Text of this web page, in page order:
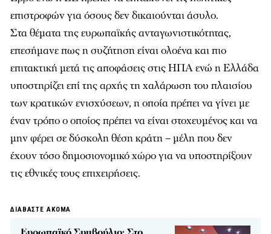
επιστροφών για όσους δεν δικαιούνται άσυλο.
Στα θέματα της ευρωπαϊκής ανταγωνιστικότητας,
επεσήμανε πως η συζήτηση είναι ολοένα και πιο
επιτακτική μετά τις αποφάσεις στις ΗΠΑ ενώ η Ελλάδα
υποστηρίζει επί της αρχής τη χαλάρωση του πλαισίου
των κρατικών ενισχύσεων, η οποία πρέπει να γίνει με
έναν τρόπο ο οποίος πρέπει να είναι στοχευμένος και να
μην φέρει σε δύσκολη θέση κράτη – μέλη που δεν
έχουν τόσο δημοσιονομικό χώρο για να υποστηρίξουν
τις εθνικές τους επιχειρήσεις.
ΔΙΑΒΑΣΤΕ ΑΚΟΜΑ